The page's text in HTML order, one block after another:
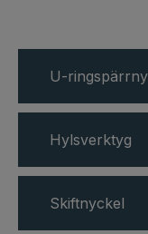
U-
Hylsverktyg
Skiftnyckel